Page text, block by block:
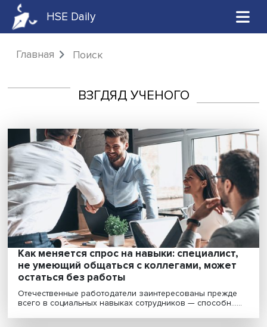
HSE Daily
Главная
Как меняется спрос на навыки:
не умеющий общаться с коллегами,
остаться без работы